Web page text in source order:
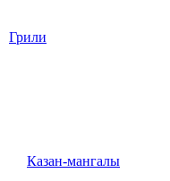
Грили
Казан-мангалы